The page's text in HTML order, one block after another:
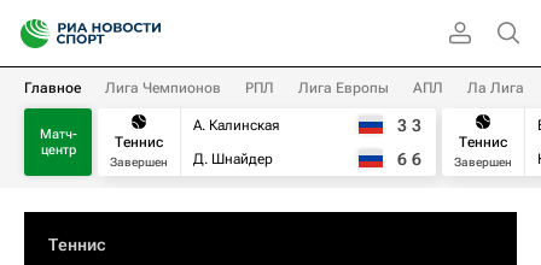
Главное Лига Чемпионов РПЛ Лига Европы АПЛ Ла Лига
Матч-
центр
Теннис
Завершен
А. Калинская
Д. Шнайдер
3 3
6 6
Теннис
Завершен
Теннис